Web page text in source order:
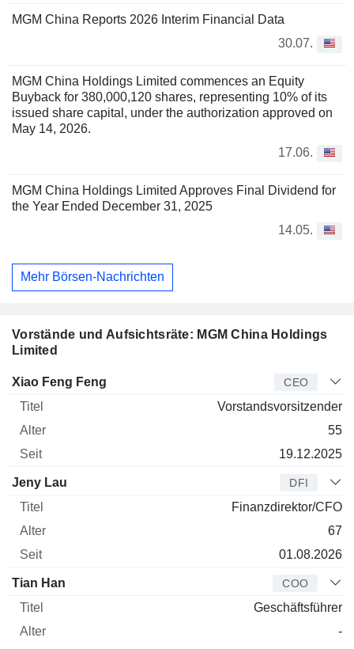
MGM China Reports 2026 Interim Financial Data
30.07.
MGM China Holdings Limited commences an Equity
Buyback for 380,000,120 shares, representing 10% of its
issued share capital, under the authorization approved on
May 14, 2026.
17.06.
MGM China Holdings Limited Approves Final Dividend for
the Year Ended December 31, 2025
14.05.
Mehr Börsen-Nachrichten
Vorstände und Aufsichtsräte: MGM China Holdings
Limited
Manager Titel Alter
Xiao Feng Feng CEO
Vorstandsvorsitzender
55
19.12.2025
Jeny Lau DFI
Finanzdirektor/CFO
67
01.08.2026
Tian Han COO
Geschäftsführer
-